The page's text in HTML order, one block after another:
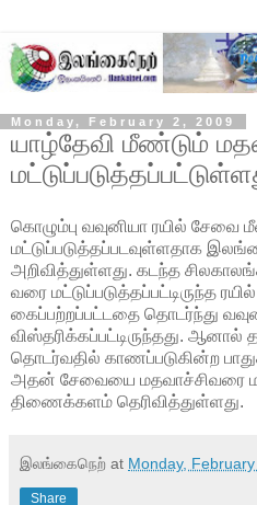
Monday, February 2, 2009
யாழ்தேவி மீண்டும்
கொழும்பு வவுனியா ரயில் சேவை
மட்டுப்படுத்தப்படவுள்ளதாக
அறிவித்துள்ளது. கடந்த
வரை மட்டுப்படுத்தப்பட்டிருந்த
கைப்பற்றப்பட்டதை தொடர்ந்து
விஸ்தரிக்கப்பட்டிருந்தது.
தொடர்வதில் காணப்படுகின்ற
அதன் சேவையை மதவாச்சிவரை
திணைக்களம் தெரிவித்துள்ளது.
இலங்கைநெற் at Monday,
Share